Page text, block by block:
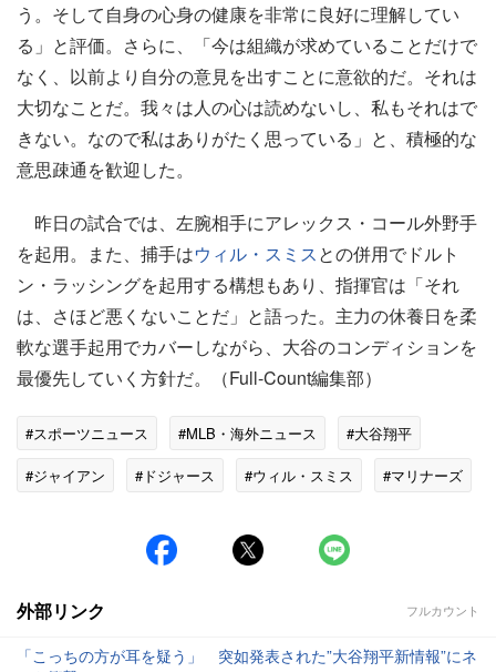
う。そして自身の心身の健康を非常に良好に理解してい
る」と評価。さらに、「今は組織が求めていることだけで
なく、以前より自分の意見を出すことに意欲的だ。それは
大切なことだ。我々は人の心は読めないし、私もそれはで
きない。なので私はありがたく思っている」と、積極的な
意思疎通を歓迎した。
昨日の試合では、左腕相手にアレックス・コール外野手
を起用。また、捕手はウィル・スミスとの併用でドルト
ン・ラッシングを起用する構想もあり、指揮官は「それ
は、さほど悪くないことだ」と語った。主力の休養日を柔
軟な選手起用でカバーしながら、大谷のコンディションを
最優先していく方針だ。（Full-Count編集部）
#スポーツニュース #MLB・海外ニュース
#大谷翔平
#ジャイアン
#ドジャース #ウィル・スミス
#マリナーズ
外部リンク フルカウント
「こっちの方が耳を疑う」 突如発表された”大谷翔平新情報”にネ